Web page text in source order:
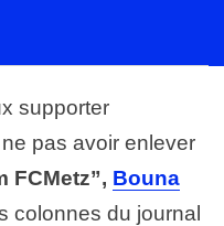
supporter
pas avoir enlever
FCMetz”, Bouna
colonnes du journal